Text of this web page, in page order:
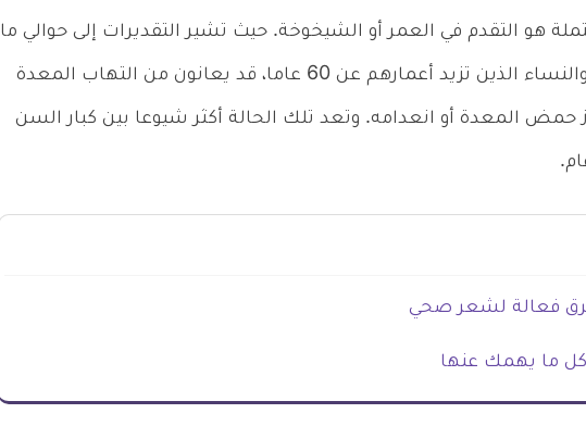
هو التقدم في العمر أو الشيخوخة. حيث تشير التقديرات إلى حوالي ما
بين 30% إلى 40 % من الرجال والنساء الذين تزيد أعمارهم عن 60 عاما، قد يعانون من التهاب المعدة
المعدة أو انعدامه. وتعد تلك الحالة أكثر شيوعا بين كبار السن
فعالة لشعر صحي
ما يهمك عنها